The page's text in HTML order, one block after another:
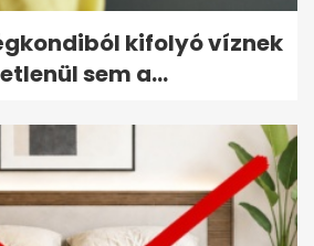
kifolyó víznek
sem a...